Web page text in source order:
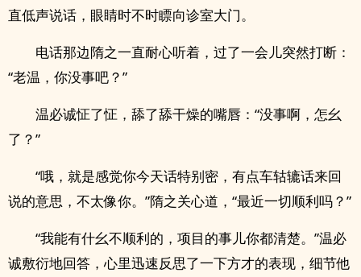
直低声说话，眼睛时不时瞟向诊室大门。
电话那边隋之一直耐心听着，过了一会儿突然打断：
“老温，你没事吧？”
温必诚怔了怔，舔了舔干燥的嘴唇：“没事啊，怎幺
了？”
“哦，就是感觉你今天话特别密，有点车轱辘话来回
说的意思，不太像你。”隋之关心道，“最近一切顺利吗？”
“我能有什幺不顺利的，项目的事儿你都清楚。”温必
诚敷衍地回答，心里迅速反思了一下方才的表现，细节他